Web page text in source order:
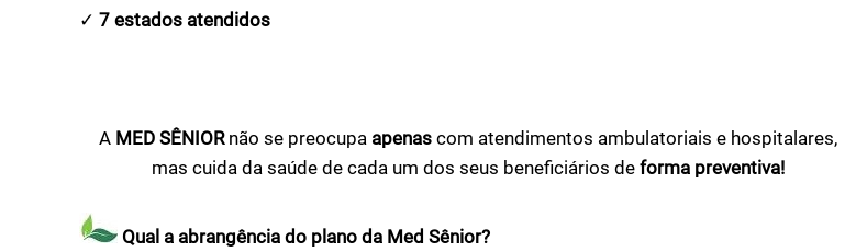
✓7 estados atendidos
A MED SÊNIORnão se preocupa apenas com atendimentos ambulatoriais e hospitalares,
mas cuida da saúde de cada um dos seus beneficiários deforma preventiva!
Qual a abrangência do plano da Med Sênior?